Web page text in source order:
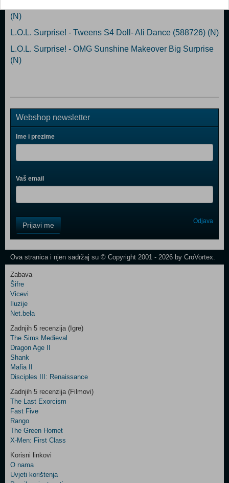
(N)
L.O.L. Surprise! - Tweens S4 Doll- Ali Dance (588726) (N)
L.O.L. Surprise! - OMG Sunshine Makeover Big Surprise
(N)
Webshop newsletter
Ime i prezime
Vaš email
Field
One
Newsletter
Control
Field
Two
Newsletter
Control
Field
Three
Newsletter
Prijavi me Odjava
Ova stranica i njen sadržaj su © Copyright 2001 - 2026 by CroVortex.
Zabava
Šifre
Vicevi
Iluzije
Net.bela
Zadnjih 5 recenzija (Igre)
The Sims Medieval
Dragon Age II
Shank
Mafia II
Disciples III: Renaissance
Zadnjih 5 recenzija (Filmovi)
The Last Exorcism
Fast Five
Rango
The Green Hornet
X-Men: First Class
Korisni linkovi
O nama
Uvjeti korištenja